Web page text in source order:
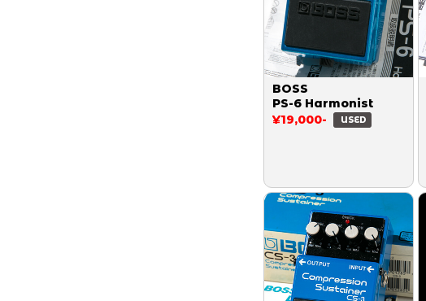
BOSS
PS-6 Harmonist
¥19,000-
USED